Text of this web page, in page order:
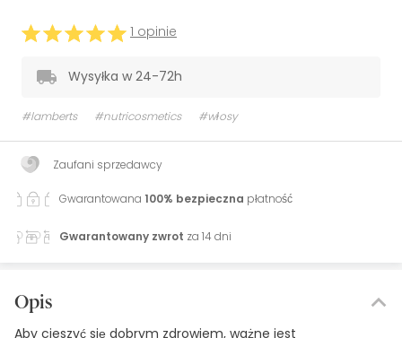
1 opinie
Wysyłka w 24-72h
#lamberts #nutricosmetics #włosy
Zaufani sprzedawcy
Gwarantowana 100% bezpieczna płatność
Gwarantowany zwrot za 14 dni
Opis
Aby cieszyć się dobrym zdrowiem, ważne jest